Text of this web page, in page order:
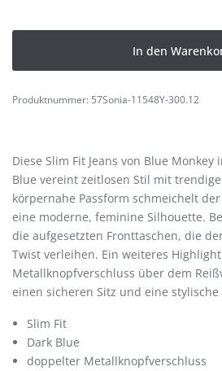
In den
Produktnummer: 57Sonia-11548Y-300.12
Diese Slim Fit Jeans von Blue Monkey
Blue vereint zeitlosen Stil mit
körpernahe Passform schmeichelt
eine moderne, feminine Silhouette.
die aufgesetzten Fronttaschen, die
Twist verleihen. Ein weiteres
Metallknopfverschluss über dem
einen sicheren Sitz und eine stylische
Slim Fit
Dark Blue
doppelter Metallknopfverschluss